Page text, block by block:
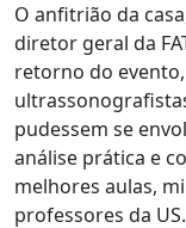
O anfitrião da
diretor geral da
retorno do
pudessem se
análise prática e
melhores aulas,
professores da